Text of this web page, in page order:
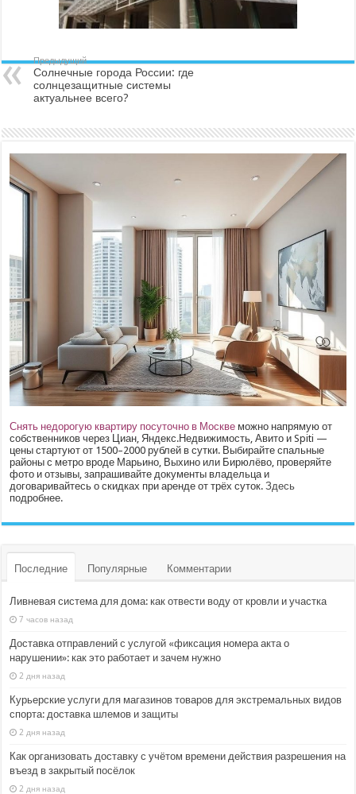
Предыдущий
Солнечные города России: где
солнцезащитные системы
актуальнее всего?
Снять недорогую квартиру посуточно в Москве можно напрямую от
собственников через Циан, Яндекс.Недвижимость, Авито и Spiti —
цены стартуют от 1500–2000 рублей в сутки. Выбирайте спальные
районы с метро вроде Марьино, Выхино или Бирюлёво, проверяйте
фото и отзывы, запрашивайте документы владельца и
договаривайтесь о скидках при аренде от трёх суток.Здесь
подробнее.
Последние Популярные Комментарии
Ливневая система для дома: как отвести воду от кровли и участка
7 часов назад
Доставка отправлений с услугой «фиксация номера акта о
нарушении»: как это работает и зачем нужно
2 дня назад
Курьерские услуги для магазинов товаров для экстремальных видов
спорта: доставка шлемов и защиты
2 дня назад
Как организовать доставку с учётом времени действия разрешения на
въезд в закрытый посёлок
2 дня назад